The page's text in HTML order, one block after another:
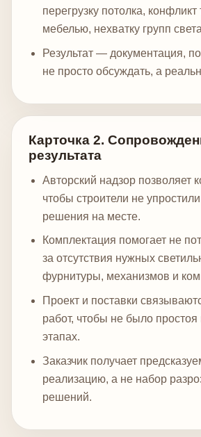
перегрузку потолка, конфликт
мебелью, нехватку групп
Результат — документация,
не просто обсуждать, а
Карточка 2.
результата
Авторский надзор позволяет
чтобы строители не
решения на месте.
Комплектация помогает не
за отсутствия нужных
фурнитуры, механизмов и
Проект и поставки
работ, чтобы не было
этапах.
Заказчик получает
реализацию, а не набор
решений.